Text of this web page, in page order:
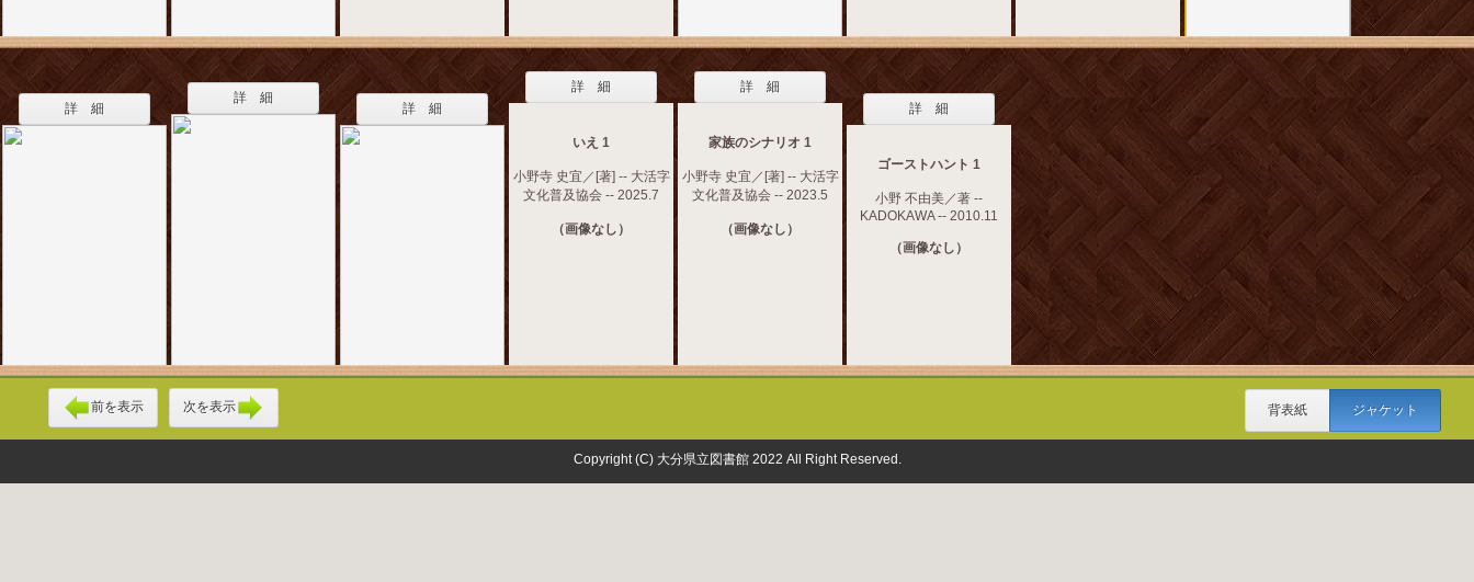
詳 細
詳 細
詳 細
詳 細
いえ 1
小野寺 史宜／[著] -- 大活字
文化普及協会 -- 2025.7
（画像なし）
詳 細
家族のシナリオ 1
小野寺 史宜／[著] -- 大活字
文化普及協会 -- 2023.5
（画像なし）
詳 細
ゴーストハント 1
小野 不由美／著 --
KADOKAWA -- 2010.11
（画像なし）
前を表示 次を表示 背表紙 ジャケット
Copyright (C) 大分県立図書館 2022 All Right Reserved.